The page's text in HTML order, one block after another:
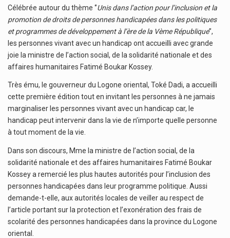
Célébrée autour du thème ‘’Unis dans l’action pour l’inclusion et la
promotion de droits de personnes handicapées dans les politiques
et programmes de développement à l’ère de la Vème République’’,
les personnes vivant avec un handicap ont accueilli avec grande
joie la ministre de l’action social, de la solidarité nationale et des
affaires humanitaires Fatimé Boukar Kossey.
Très ému, le gouverneur du Logone oriental, Toké Dadi, a accueilli
cette première édition tout en invitant les personnes à ne jamais
marginaliser les personnes vivant avec un handicap car, le
handicap peut intervenir dans la vie de n’importe quelle personne
à tout moment de la vie.
Dans son discours, Mme la ministre de l’action social, de la
solidarité nationale et des affaires humanitaires Fatimé Boukar
Kossey a remercié les plus hautes autorités pour l’inclusion des
personnes handicapées dans leur programme politique. Aussi
demande-t-elle, aux autorités locales de veiller au respect de
l’article portant sur la protection et l’exonération des frais de
scolarité des personnes handicapées dans la province du Logone
oriental.